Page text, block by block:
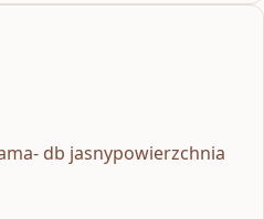
db jasnypowierzchnia